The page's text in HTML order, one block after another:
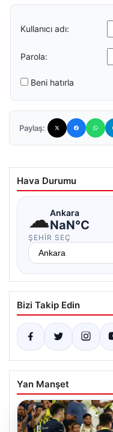
Kullanıcı adı:
Parola:
Beni hatırla
Paylaş:
Hava Durumu
☁Ankara
NaN°C
ŞEHIR SEÇ
Bizi Takip Edin
Yan Manşet